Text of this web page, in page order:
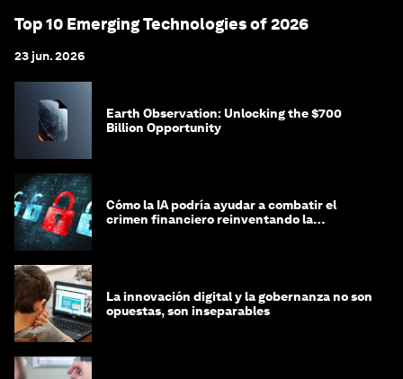
Top 10 Emerging Technologies of 2026
23 jun. 2026
Earth Observation: Unlocking the $700
Billion Opportunity
Cómo la IA podría ayudar a combatir el
crimen financiero reinventando la
La innovación digital y la gobernanza no son
opuestas, son inseparables